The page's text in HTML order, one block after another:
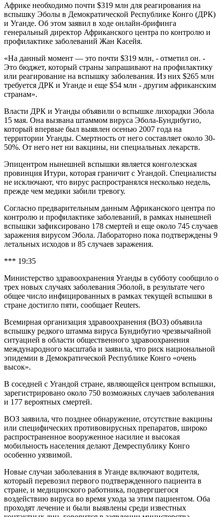
Африке необходимо почти $319 млн для реагирования на
вспышку Эболы в Демократической Республике Конго (ДРК)
и Уганде. Об этом заявил в ходе онлайн-брифинга
генеральный директор Африканского центра по контролю и
профилактике заболеваний Жан Касейя.
«На данный момент — это почти $319 млн, - отметил он. -
Это бюджет, который страны запрашивают на профилактику
или реагирование на вспышку заболевания. Из них $265 млн
требуется ДРК и Уганде и еще $54 млн - другим африканским
странам».
Власти ДРК и Уганды объявили о вспышке лихорадки Эбола
15 мая. Она вызвана штаммом вируса Эбола-Бундибугио,
который впервые был выявлен осенью 2007 года на
территории Уганды. Смертность от него составляет около 30-
50%. От него нет ни вакцины, ни специальных лекарств.
Эпицентром нынешней вспышки является конголезская
провинция Итури, которая граничит с Угандой. Специалисты
не исключают, что вирус распространялся несколько недель,
прежде чем медики забили тревогу.
Согласно предварительным данным Африканского центра по
контролю и профилактике заболеваний, в рамках нынешней
вспышки зафиксировано 178 смертей и еще около 745 случаев
заражения вирусом Эбола. Лабораторно пока подтверждены 9
летальных исходов и 85 случаев заражения.
*** 19:35
Министерство здравоохранения Уганды в субботу сообщило о
трех новых случаях заболевания Эболой, в результате чего
общее число инфицированных в рамках текущей вспышки в
стране достигло пяти, сообщает Reuters.
Всемирная организация здравоохранения (ВОЗ) объявила
вспышку редкого штамма вируса Бундибугио чрезвычайной
ситуацией в области общественного здравоохранения
международного масштаба и заявила, что риск национальной
эпидемии в Демократической Республике Конго «очень
высок».
В соседней с Угандой стране, являющейся центром вспышки,
зарегистрировано около 750 возможных случаев заболевания
и 177 вероятных смертей.
ВОЗ заявила, что позднее обнаружение, отсутствие вакцины
или специфических противовирусных препаратов, широко
распространенное вооруженное насилие и высокая
мобильность населения делают Демреспублику Конго
особенно уязвимой.
Новые случаи заболевания в Уганде включают водителя,
который перевозил первого подтвержденного пациента в
стране, и медицинского работника, подвергшегося
воздействию вируса во время ухода за этим пациентом. Оба
проходят лечение и были выявлены среди известных